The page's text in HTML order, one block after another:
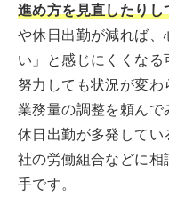
進め方を見直したり
や休日出勤が減れば
い」と感じにくくなる
努力しても状況が変
業務量の調整を頼ん
休日出勤が多発して
社の労働組合などに相
手です。